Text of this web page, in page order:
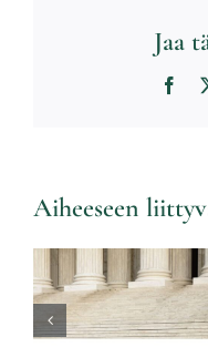
Jaa
Aiheeseen
murroksessa